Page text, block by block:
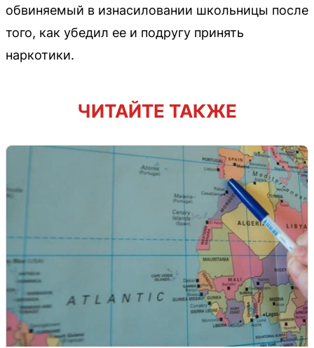
обвиняемый в изнасиловании школьницы после
того, как убедил ее и подругу принять
наркотики.
ЧИТАЙТЕ ТАКЖЕ